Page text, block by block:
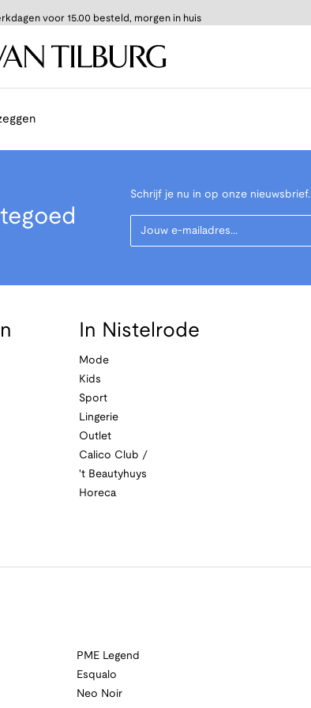
voor 15.00 besteld, morgen in huis
Schrijf je nu in op onze nieuwsbrief.
Your Email
In Nistelrode
Mode
Kids
Sport
Lingerie
Outlet
Calico Club /
't Beautyhuys
Horeca
PME Legend
Esqualo
Neo Noir